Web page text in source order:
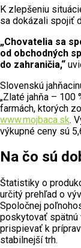
K zlepšeniu
sa dokázali spojiť
„Chovatelia sa
od obchodných
do zahraničia,“
Slovenskú
„Zlaté jahňa – 100
farmách, ktorých
www.mojbaca.sk.
výkupné ceny sú
Na čo sú
Štatistiky o
určitý prehľad o
Spoločnej
poskytovať spätnú
prispievať k
stabilnejší trh.